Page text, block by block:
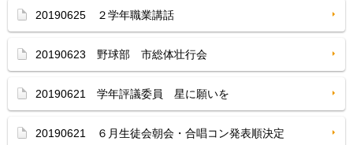
20190625 ２学年職業講話
20190623 野球部 市総体壮行会
20190621 学年評議委員 星に願いを
20190621 ６月生徒会朝会・合唱コン発表順決定